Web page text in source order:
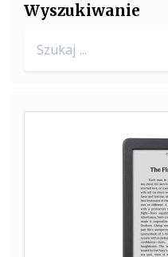
Wyszukiwanie
for: